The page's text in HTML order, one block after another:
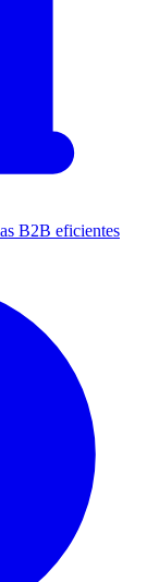
B2B eficientes